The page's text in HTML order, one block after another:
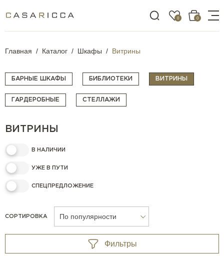
0 0
Главная Каталог Шкафы Витрины
БАРНЫЕ ШКАФЫ БИБЛИОТЕКИ ВИТРИНЫ
ГАРДЕРОБНЫЕ СТЕЛЛАЖИ
ВИТРИНЫ
В НАЛИЧИИ
УЖЕ В ПУТИ
СПЕЦПРЕДЛОЖЕНИЕ
СОРТИРОВКА По популярности
Фильтры